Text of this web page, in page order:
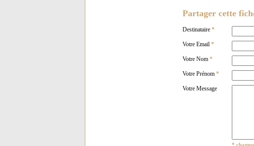
Partager cette
Destinataire *
Votre Email *
Votre Nom *
Votre Prénom *
Votre Message
*